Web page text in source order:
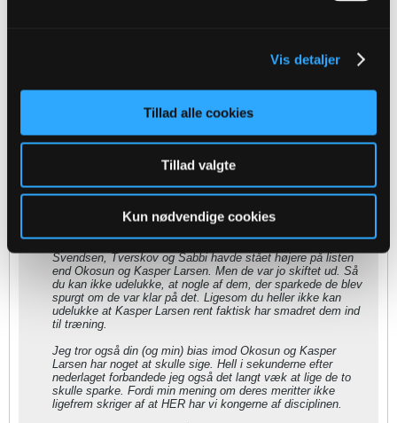
Vis detaljer
Tillad alle cookies
Tillad valgte
Kun nødvendige cookies
Jeg var nu ikke vildt imponeret over Brøndbys fanzone. Det var
28-05-2022, 14:19
Oprindeligt indsendt afChrisOB
sige det sådan, at en træner altid skal operere ud fra at
Svendsen, Tverskov og Sabbi havde stået højere på listen
end Okosun og Kasper Larsen. Men de var jo skiftet ud. Så
du kan ikke udelukke, at nogle af dem, der sparkede de blev
spurgt om de var klar på det. Ligesom du heller ikke kan
udelukke at Kasper Larsen rent faktisk har smadret dem ind
til træning.
Jeg tror også din (og min) bias imod Okosun og Kasper
Larsen har noget at skulle sige. Hell i sekunderne efter
nederlaget forbandede jeg også det langt væk at lige de to
skulle sparke. Fordi min mening om deres meritter ikke
ligefrem skriger af at HER har vi kongerne af disciplinen.